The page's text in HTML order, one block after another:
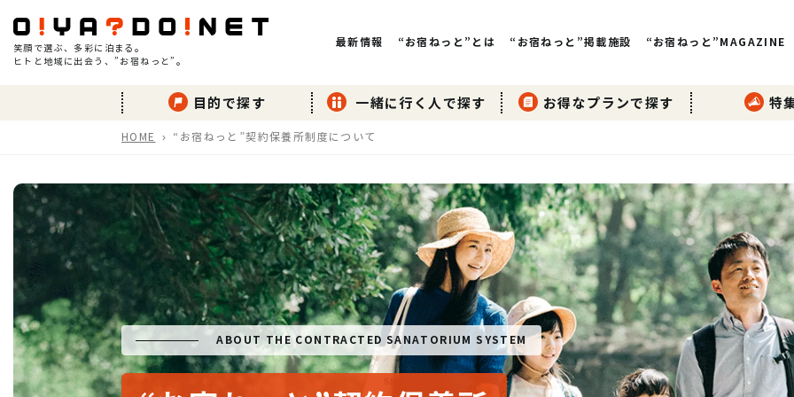
笑顔で選ぶ、多彩に泊まる。
ヒトと地域に出会う、”お宿ねっと”。
最新情報 “お宿ねっと”とは “お宿ねっと”掲載施設 “お宿ねっと”MAGAZINE
目的で探す 一緒に行く人で探す お得なプランで探す 特
HOME “お宿ねっと”契約保養所制度について
ABOUT THE CONTRACTED SANATORIUM SYSTEM